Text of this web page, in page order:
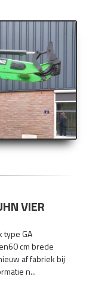
VIER
type GA
cm brede
af fabriek bij
n...